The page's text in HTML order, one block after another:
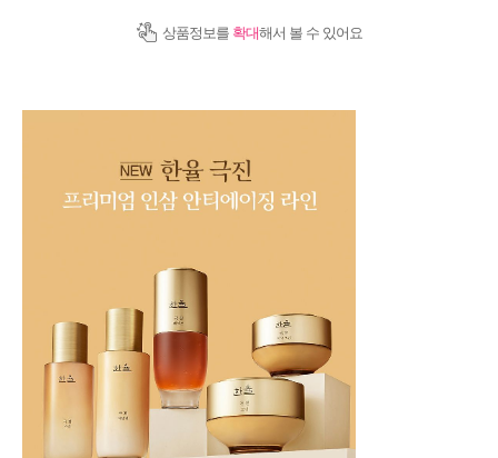
상품정보를 확대해서 볼 수 있어요